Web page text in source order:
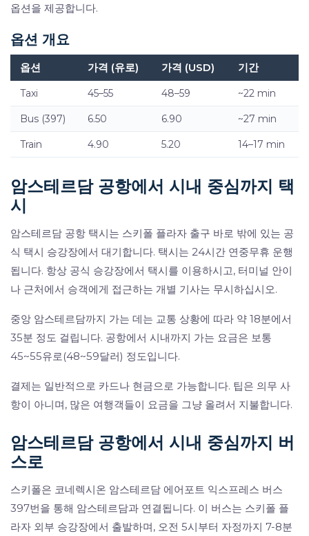
옵션을 제공합니다.
옵션 개요
옵션 가격 (유로) 가격 (USD) 기간
Taxi 45–55 48–59 ~22 min
Bus (397) 6.50 6.90 ~27 min
Train 4.90 5.20 14–17 min
암스테르담 공항에서 시내 중심까지 택
시
암스테르담 공항 택시는 스키폴 플라자 출구 바로 밖에 있는 공
식 택시 승강장에서 대기합니다. 택시는 24시간 연중무휴 운행
됩니다. 항상 공식 승강장에서 택시를 이용하시고, 터미널 안이
나 근처에서 승객에게 접근하는 개별 기사는 무시하십시오.
중앙 암스테르담까지 가는 데는 교통 상황에 따라 약 18분에서
35분 정도 걸립니다. 공항에서 시내까지 가는 요금은 보통
45~55유로(48~59달러) 정도입니다.
결제는 일반적으로 카드나 현금으로 가능합니다. 팁은 의무 사
항이 아니며, 많은 여행객들이 요금을 그냥 올려서 지불합니다.
암스테르담 공항에서 시내 중심까지 버
스로
스키폴은 코네렉시온 암스테르담 에어포트 익스프레스 버스
397번을 통해 암스테르담과 연결됩니다. 이 버스는 스키폴 플
라자 외부 승강장에서 출발하며, 오전 5시부터 자정까지 7-8분